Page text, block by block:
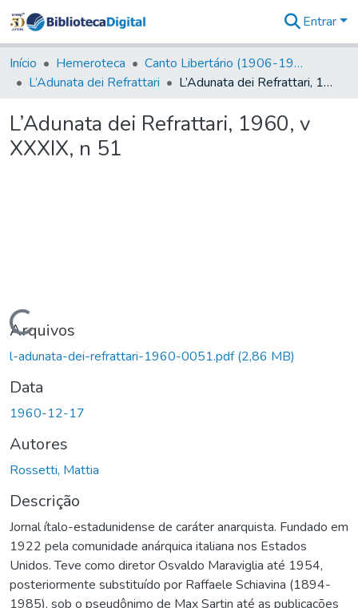
&
Coleções
Tudo na
Digital
Entrar
Início Hemeroteca
Canto Libertário (1906-1995)
L’Adunata dei Refrattari
L’Adunata dei Refrattari, 1960, v XXXIX, n 51
L’Adunata dei Refrattari, 1960, v
XXXIX, n 51
Carregando...
Arquivos
l-adunata-dei-refrattari-1960-0051.pdf(2,86 MB)
Data
1960-12-17
Autores
Rossetti, Mattia
Descrição
Jornal ítalo-estadunidense de caráter anarquista. Fundado em
1922 pela comunidade anárquica italiana nos Estados
Unidos. Teve como diretor Osvaldo Maraviglia até 1954,
posteriormente substituído por Raffaele Schiavina (1894-
1985), sob o pseudônimo de Max Sartin até as publicações